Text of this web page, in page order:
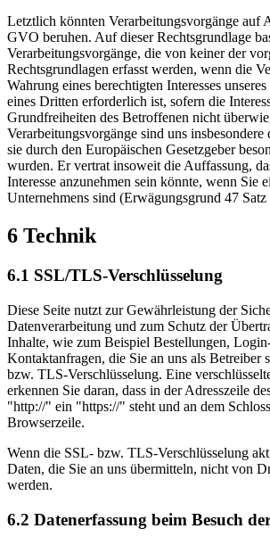
Letztlich könnten Verarbeitungsvorgänge auf
GVO beruhen. Auf dieser Rechtsgrundlage
Verarbeitungsvorgänge, die von keiner der
Rechtsgrundlagen erfasst werden, wenn die
Wahrung eines berechtigten Interesses
eines Dritten erforderlich ist, sofern die
Grundfreiheiten des Betroffenen nicht
Verarbeitungsvorgänge sind uns insbesondere
sie durch den Europäischen Gesetzgeber
wurden. Er vertrat insoweit die Auffassung,
Interesse anzunehmen sein könnte, wenn Sie
Unternehmens sind (Erwägungsgrund 47
6 Technik
6.1 SSL/TLS-Verschlüsselung
Diese Seite nutzt zur Gewährleistung der
Datenverarbeitung und zum Schutz der
Inhalte, wie zum Beispiel Bestellungen,
Kontaktanfragen, die Sie an uns als Betreiber
bzw. TLS-Verschlüsselung. Eine
erkennen Sie daran, dass in der Adresszeile
"http://" ein "https://" steht und an dem
Browserzeile.
Wenn die SSL- bzw. TLS-Verschlüsselung
Daten, die Sie an uns übermitteln, nicht von
werden.
6.2 Datenerfassung beim Besuch